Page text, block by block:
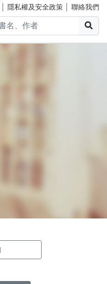
隱私權及安全政策 聯絡我們